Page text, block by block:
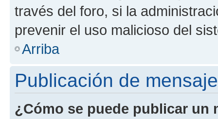
través del foro, si la
prevenir el uso malicioso del
Arriba
Publicación de
¿Cómo se puede publicar un